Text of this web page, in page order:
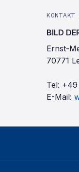
BILD
Ernst-
70771
Tel: +49
E-Mail: